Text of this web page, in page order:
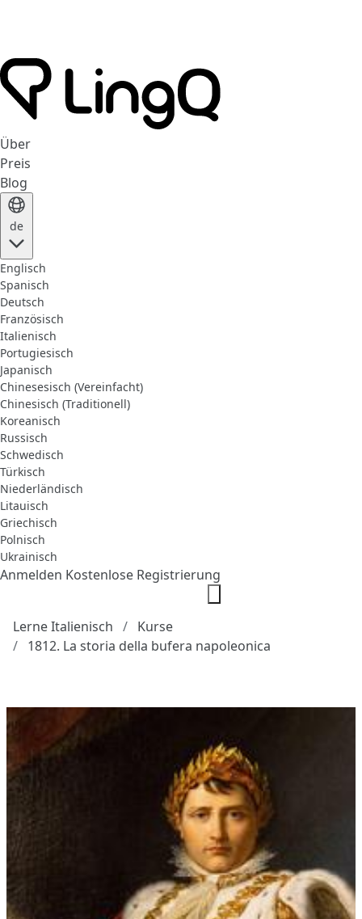
Über
Preis
Blog
de
Englisch
Spanisch
Deutsch
Französisch
Italienisch
Portugiesisch
Japanisch
Chinesesisch (Vereinfacht)
Chinesisch (Traditionell)
Koreanisch
Russisch
Schwedisch
Türkisch
Niederländisch
Litauisch
Griechisch
Polnisch
Ukrainisch
Anmelden Kostenlose Registrierung
Lerne Italienisch
Kurse
1812. La storia della bufera napoleonica